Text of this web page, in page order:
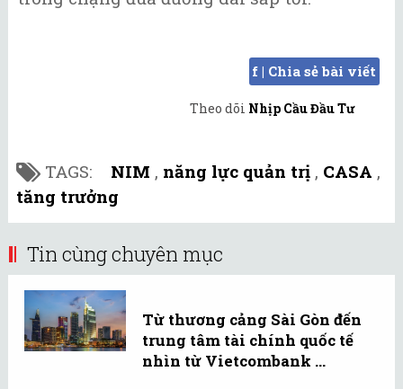
f | Chia sẻ bài viết
Theo dõi Nhịp Cầu Đầu Tư
TAGS: NIM , năng lực quản trị , CASA ,
tăng trưởng
Tin cùng chuyên mục
Từ thương cảng Sài Gòn đến
trung tâm tài chính quốc tế
nhìn từ Vietcombank ...